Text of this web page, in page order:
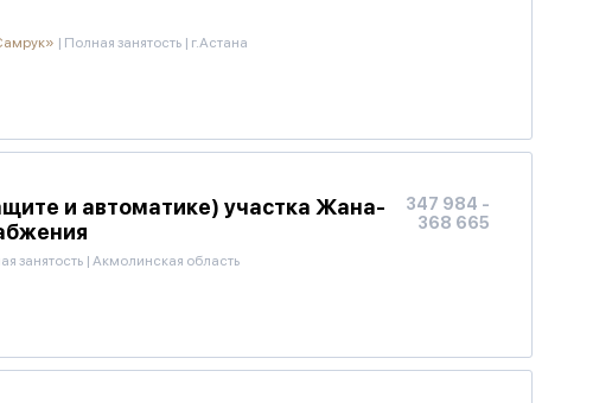
| Полная занятость | г.Астана
и автоматике) участка Жана-
занятость | Акмолинская область
347 984 -
368 665